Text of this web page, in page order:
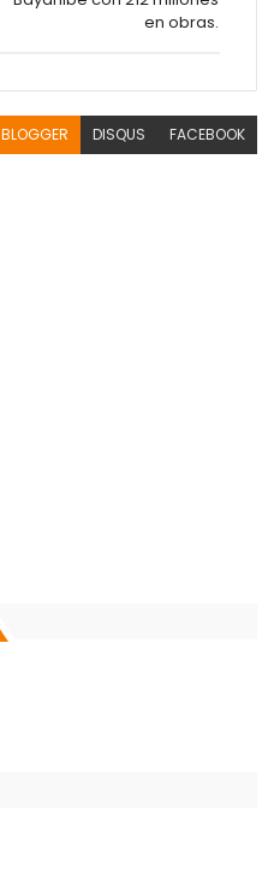
en obras.
BLOGGER DISQUS FACEBOOK